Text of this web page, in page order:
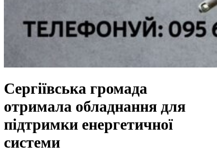
Сергіївська громада
отримала обладнання для
підтримки енергетичної
системи